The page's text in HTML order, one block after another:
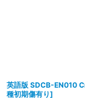
英語版 SDCB-EN010
種初期傷有り]